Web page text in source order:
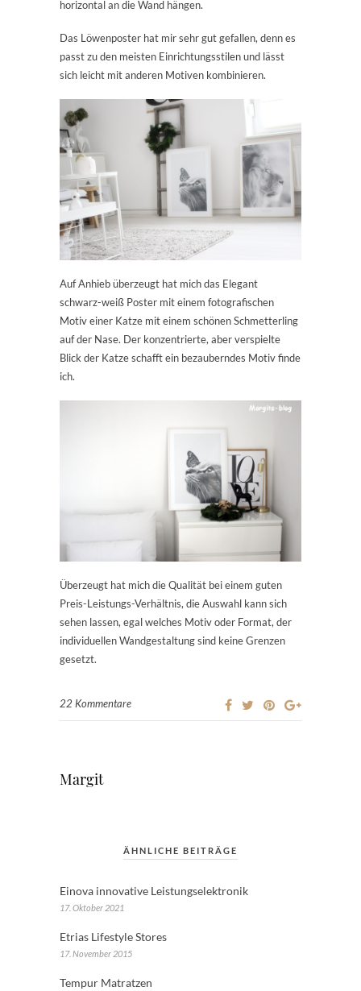
horizontal an die Wand hängen.
Das Löwenposter hat mir sehr gut gefallen, denn es
passt zu den meisten Einrichtungsstilen und lässt
sich leicht mit anderen Motiven kombinieren.
Auf Anhieb überzeugt hat mich das Elegant
schwarz-weiß Poster mit einem fotografischen
Motiv einer Katze mit einem schönen Schmetterling
auf der Nase. Der konzentrierte, aber verspielte
Blick der Katze schafft ein bezauberndes Motiv finde
ich.
Überzeugt hat mich die Qualität bei einem guten
Preis-Leistungs-Verhältnis, die Auswahl kann sich
sehen lassen, egal welches Motiv oder Format, der
individuellen Wandgestaltung sind keine Grenzen
gesetzt.
22 Kommentare
Margit
ÄHNLICHE BEITRÄGE
Einova innovative Leistungselektronik
17. Oktober 2021
Etrias Lifestyle Stores
17. November 2015
Tempur Matratzen